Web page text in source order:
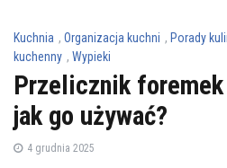
Kuchnia , Organizacja kuchni , Porady
kuchenny , Wypieki
Przelicznik
jak go używać?
4 grudnia 2025